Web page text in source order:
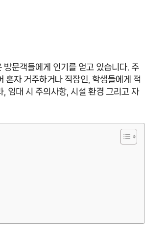
문객들에게 인기를 얻고 있습니다. 주
혼자 거주하거나 직장인, 학생들에게 적
임대 시 주의사항, 시설 환경 그리고 자